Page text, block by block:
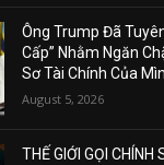
Ông Trump Đã
Cấp” Nhằm Ngăn
Sơ Tài Chính Của
August 5, 2026
THẾ GIỚI GỌI